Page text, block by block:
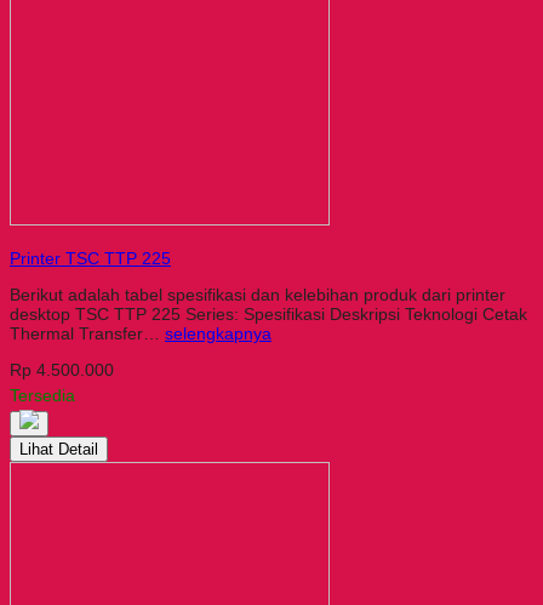
Printer TSC TTP 225
Berikut adalah tabel spesifikasi dan kelebihan produk dari printer
desktop TSC TTP 225 Series: Spesifikasi Deskripsi Teknologi Cetak
Thermal Transfer… selengkapnya
Rp 4.500.000
Tersedia
Lihat Detail